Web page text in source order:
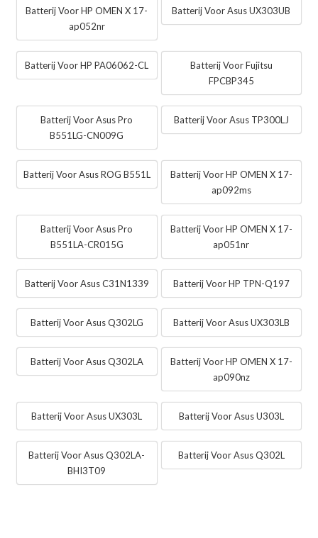
Batterij Voor HP OMEN X 17-
ap052nr
Batterij Voor Asus UX303UB
Batterij Voor HP PA06062-CL
Batterij Voor Fujitsu
FPCBP345
Batterij Voor Asus Pro
B551LG-CN009G
Batterij Voor Asus TP300LJ
Batterij Voor Asus ROG B551L
Batterij Voor HP OMEN X 17-
ap092ms
Batterij Voor Asus Pro
B551LA-CR015G
Batterij Voor HP OMEN X 17-
ap051nr
Batterij Voor Asus C31N1339 Batterij Voor HP TPN-Q197
Batterij Voor Asus Q302LG Batterij Voor Asus UX303LB
Batterij Voor Asus Q302LA
Batterij Voor HP OMEN X 17-
ap090nz
Batterij Voor Asus UX303L Batterij Voor Asus U303L
Batterij Voor Asus Q302LA-
BHI3T09
Batterij Voor Asus Q302L